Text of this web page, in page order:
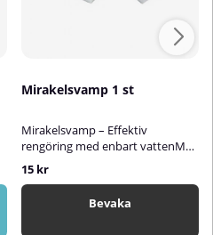
Mirakelsvamp 1 st
Mirakelsvamp – Effektiv
rengöring med enbart vattenMed
Mirakelsvampen blir det enkelt
att få bort svåra fläckar utan att
använda starka rengöringsmedel.
Svampen är mediumhård och
15 kr
Bevaka